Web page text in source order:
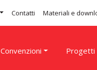
Contatti Materiali e
Convenzioni Progetti